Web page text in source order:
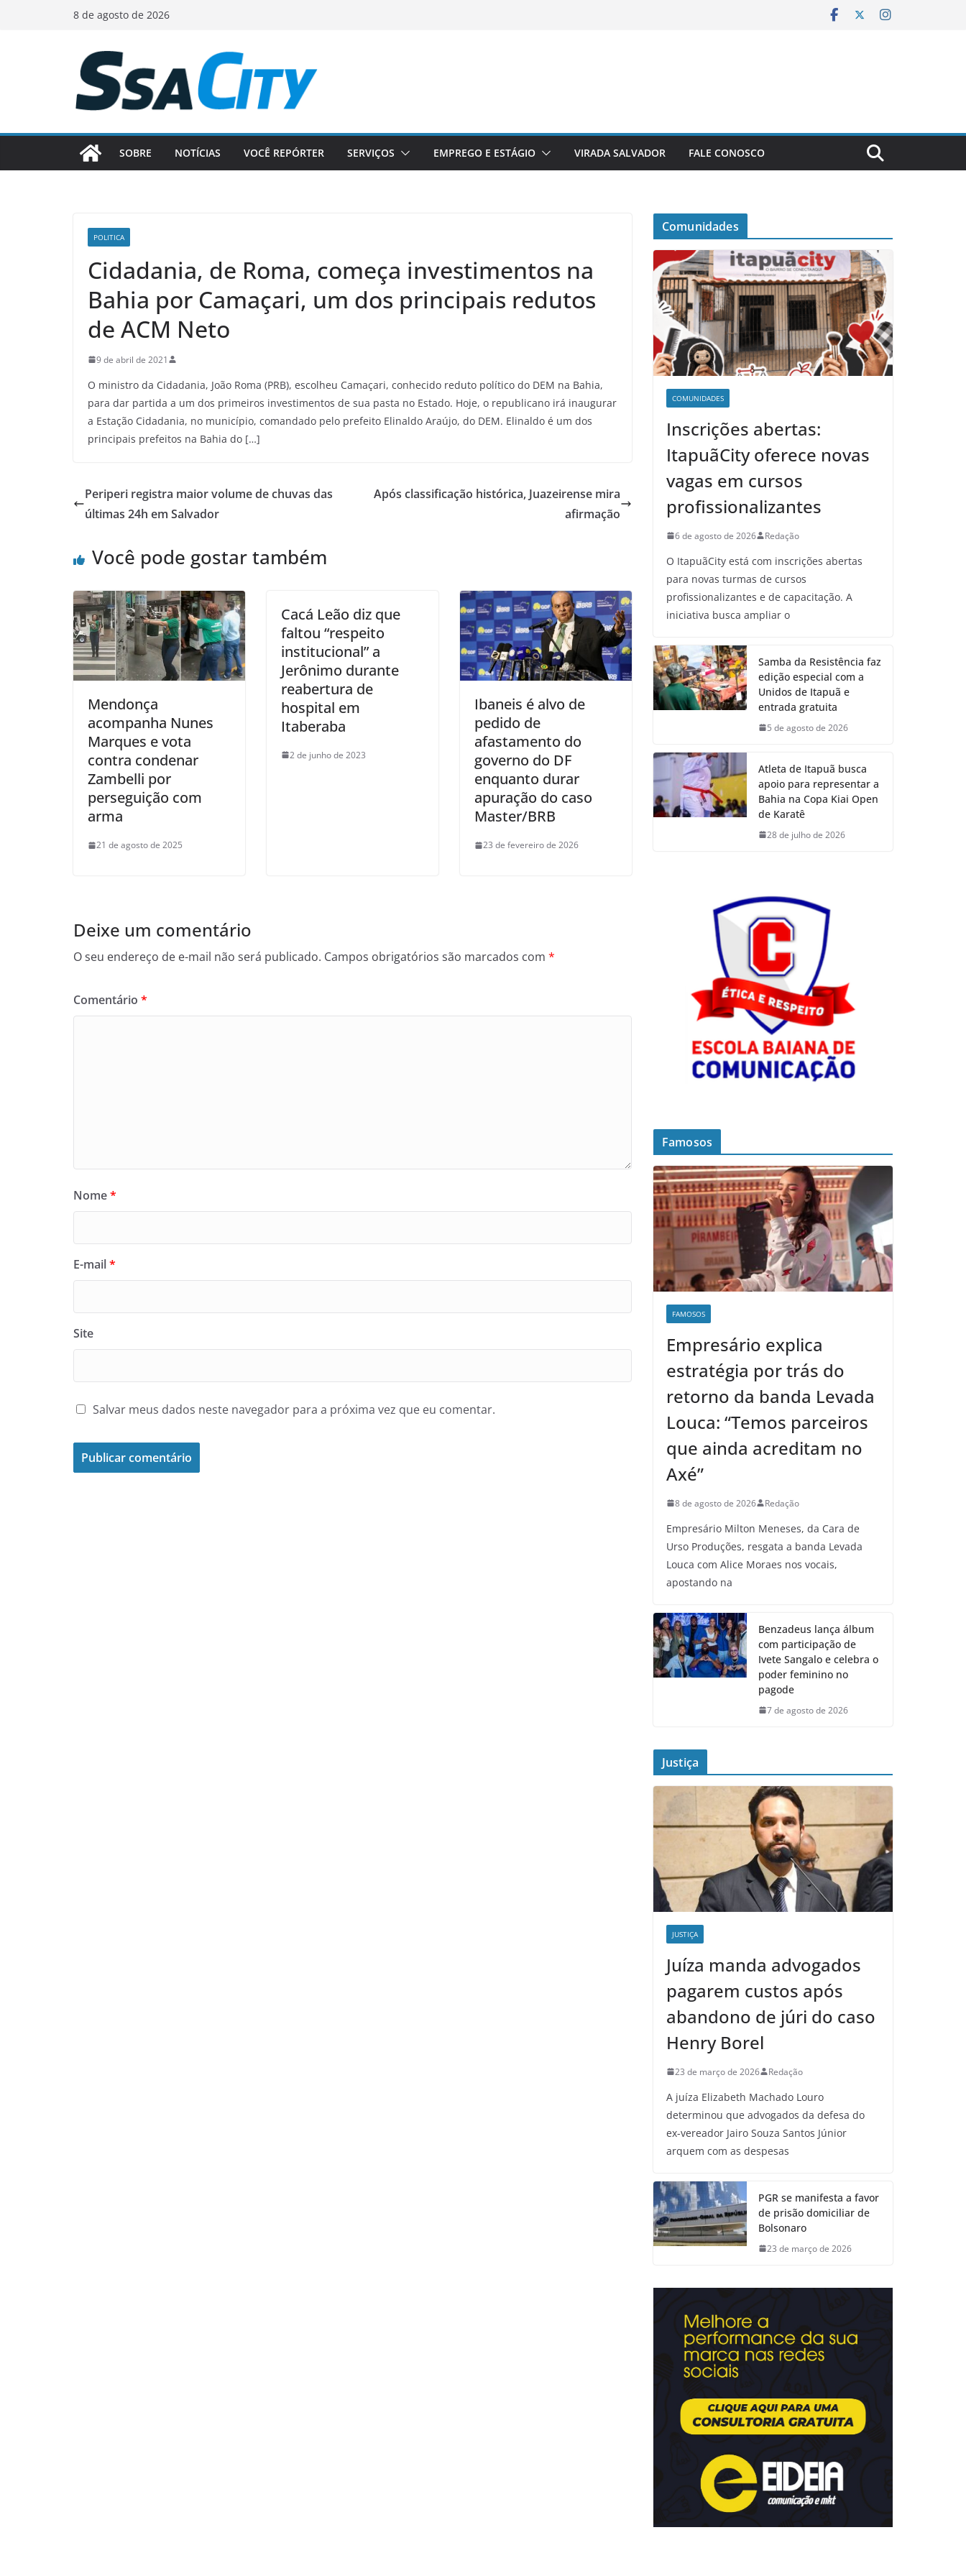
8 de agosto de 2026
SOBRE NOTÍCIAS VOCÊ REPÓRTER SERVIÇOS EMPREGO E ESTÁGIO VIRADA SALVADOR FALE CONOSCO
POLITICA
Cidadania, de Roma, começa investimentos na
Bahia por Camaçari, um dos principais redutos
de ACM Neto
9 de abril de 2021
O ministro da Cidadania, João Roma (PRB), escolheu Camaçari, conhecido reduto político do DEM na Bahia,
para dar partida a um dos primeiros investimentos de sua pasta no Estado. Hoje, o republicano irá inaugurar
a Estação Cidadania, no município, comandado pelo prefeito Elinaldo Araújo, do DEM. Elinaldo é um dos
principais prefeitos na Bahia do […]
Periperi registra maior volume de chuvas das
últimas 24h em Salvador
Após classificação histórica, Juazeirense mira
afirmação
Você pode gostar também
Mendonça
acompanha Nunes
Marques e vota
contra condenar
Zambelli por
perseguição com
arma
21 de agosto de 2025
Cacá Leão diz que
faltou “respeito
institucional” a
Jerônimo durante
reabertura de
hospital em
Itaberaba
2 de junho de 2023
Ibaneis é alvo de
pedido de
afastamento do
governo do DF
enquanto durar
apuração do caso
Master/BRB
23 de fevereiro de 2026
Deixe um comentário
O seu endereço de e-mail não será publicado. Campos obrigatórios são marcados com *
Comentário *
Nome*
E-mail*
Site
Salvar meus dados neste navegador para a próxima vez que eu comentar.
Comunidades
COMUNIDADES
Inscrições abertas:
ItapuãCity oferece novas
vagas em cursos
profissionalizantes
6 de agosto de 2026 Redação
O ItapuãCity está com inscrições abertas
para novas turmas de cursos
profissionalizantes e de capacitação. A
iniciativa busca ampliar o
Samba da Resistência faz
edição especial com a
Unidos de Itapuã e
entrada gratuita
5 de agosto de 2026
Atleta de Itapuã busca
apoio para representar a
Bahia na Copa Kiai Open
de Karatê
28 de julho de 2026
Famosos
FAMOSOS
Empresário explica
estratégia por trás do
retorno da banda Levada
Louca: “Temos parceiros
que ainda acreditam no
Axé”
8 de agosto de 2026 Redação
Empresário Milton Meneses, da Cara de
Urso Produções, resgata a banda Levada
Louca com Alice Moraes nos vocais,
apostando na
Benzadeus lança álbum
com participação de
Ivete Sangalo e celebra o
poder feminino no
pagode
7 de agosto de 2026
Justiça
JUSTIÇA
Juíza manda advogados
pagarem custos após
abandono de júri do caso
Henry Borel
23 de março de 2026 Redação
A juíza Elizabeth Machado Louro
determinou que advogados da defesa do
ex-vereador Jairo Souza Santos Júnior
arquem com as despesas
PGR se manifesta a favor
de prisão domiciliar de
Bolsonaro
23 de março de 2026